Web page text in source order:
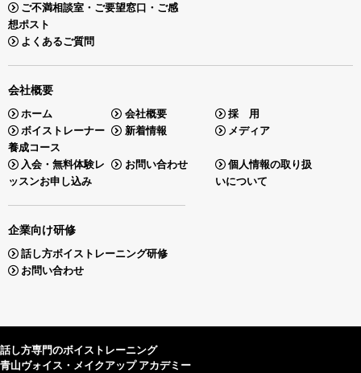
ご不満相談室・ご要望窓口・ご感
想ポスト
よくあるご質問
会社概要
ホーム 会社概要
採 用
ボイストレーナー
養成コース
新着情報 メディア
入会・無料体験レ
ッスンお申し込み
お問い合わせ
個人情報の取り扱
いについて
企業向け研修
話し方ボイストレーニング研修
お問い合わせ
話し方専門のボイストレーニング
青山ヴォイス・メイクアップ アカデミー